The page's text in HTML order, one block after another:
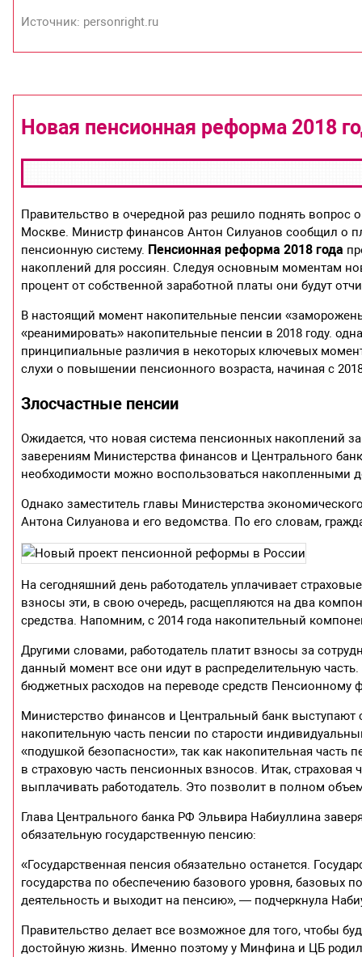
Источник: personright.ru
Новая пенсионная реформа 2018
Правительство в очередной раз решило поднять
Москве. Министр финансов Антон Силуанов сообщил о
пенсионную систему. Пенсионная реформа 2018 года
накоплений для россиян. Следуя основным моментам
процент от собственной заработной платы они будут
В настоящий момент накопительные пенсии
«реанимировать» накопительные пенсии в 2018 году.
принципиальные различия в некоторых ключевых
слухи о повышении пенсионного возраста, начиная с
Злосчастные пенсии
Ожидается, что новая система пенсионных накоплений
заверениям Министерства финансов и Центрального
необходимости можно воспользоваться накопленными
Однако заместитель главы Министерства
Антона Силуанова и его ведомства. По его словам,
На сегодняшний день работодатель уплачивает
взносы эти, в свою очередь, расщепляются на два
средства. Напомним, с 2014 года накопительный
Другими словами, работодатель платит взносы за
данный момент все они идут в распределительную
бюджетных расходов на переводе средств Пенсионному
Министерство финансов и Центральный банк
накопительную часть пенсии по старости
«подушкой безопасности», так как накопительная
в страховую часть пенсионных взносов. Итак,
выплачивать работодатель. Это позволит в полном
Глава Центрального банка РФ Эльвира Набиуллина
обязательную государственную пенсию:
«Государственная пенсия обязательно останется.
государства по обеспечению базового уровня, базовых
деятельность и выходит на пенсию», — подчеркнула
Правительство делает все возможное для того, чтобы
достойную жизнь. Именно поэтому у Минфина и ЦБ